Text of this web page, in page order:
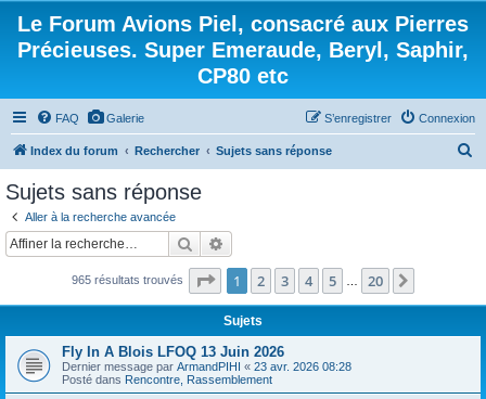
Le Forum Avions Piel, consacré aux Pierres
Précieuses. Super Emeraude, Beryl, Saphir,
CP80 etc
FAQ Galerie Connexion
S’enregistrer
Index du forum Rechercher Sujets sans réponse
c
Sujets sans réponse
Aller à la recherche avancée
Rechercher
965 résultats trouvés Page 1sur20
1 2 3 4 5 20
Sujets
Fly In A Blois LFOQ 13 Juin 2026
Dernier message par ArmandPIHI « 23 avr. 2026 08:28
Posté dans Rencontre, Rassemblement